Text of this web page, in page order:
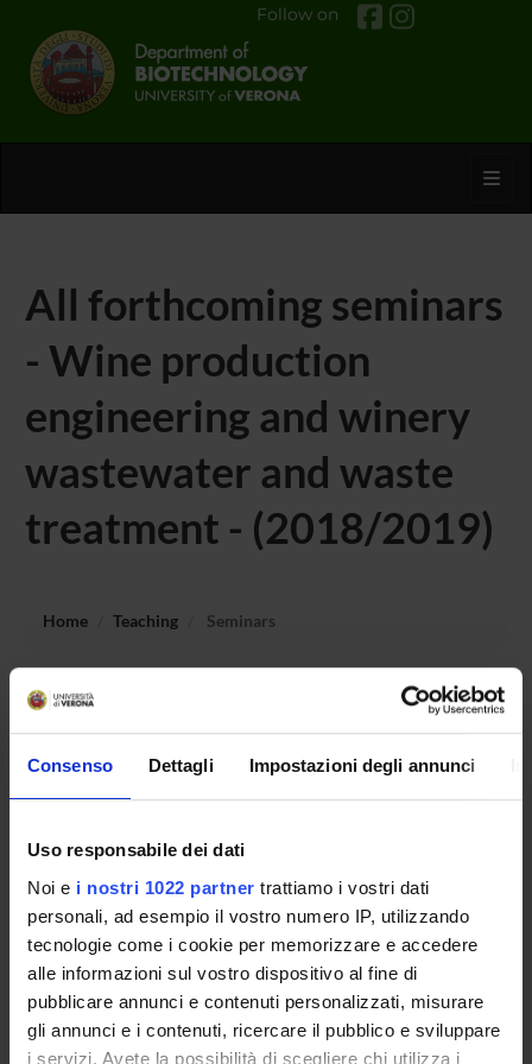
Consenso Dettagli Impostazioni degli annunci
Uso responsabile dei dati
Noi e i nostri 1022 partner trattiamo i vostri dati
personali, ad esempio il vostro numero IP, utilizzando
tecnologie come i cookie per memorizzare e accedere
alle informazioni sul vostro dispositivo al fine di
pubblicare annunci e contenuti personalizzati, misurare
gli annunci e i contenuti, ricercare il pubblico e sviluppare
i servizi. Avete la possibilità di scegliere chi utilizza i
Follow on
All forthcoming seminars
- Wine production
engineering and winery
wastewater and waste
treatment - (2018/2019)
Home Teaching Seminars
No recent seminar found relating to teaching Wine
production engineering and winery wastewater and waste
STUDYING
PHD PROGRAMMES AND POSTGRADUATE
TRAINING
Contacts